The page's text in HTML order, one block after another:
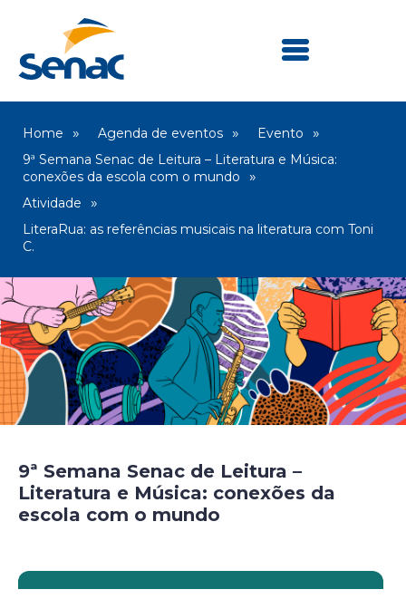
Home Agenda de eventos
Evento
9ª Semana Senac de Leitura – Literatura e Música:
conexões da escola com o mundo
Atividade
LiteraRua: as referências musicais na literatura com Toni
C.
9ª Semana Senac de Leitura –
Literatura e Música: conexões da
escola com o mundo